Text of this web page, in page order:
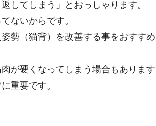
してしまう」とおっしゃります。
ないからです。
勢（猫背）を改善する事をおすすめ
が硬くなってしまう場合もあります
重要です。